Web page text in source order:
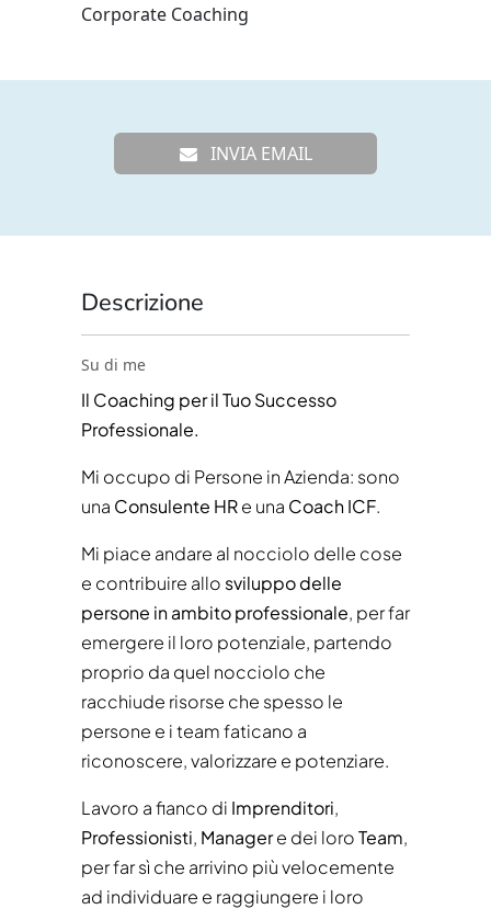
Corporate Coaching
INVIA EMAIL
Descrizione
Su di me
Il Coaching per il Tuo Successo
Professionale.
Mi occupo di Persone in Azienda: sono
una Consulente HRe una Coach ICF.
Mi piace andare al nocciolo delle cose
e contribuire allo sviluppo delle
persone in ambito professionale, per far
emergere il loro potenziale, partendo
proprio da quel nocciolo che
racchiude risorse che spesso le
persone e i team faticano a
riconoscere, valorizzare e potenziare.
Lavoro a fianco di Imprenditori,
Professionisti, Managere dei loroTeam,
per far sì che arrivino più velocemente
ad individuare e raggiungere i loro